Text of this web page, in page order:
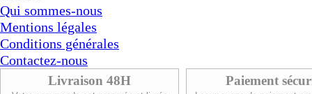
Qui sommes-nous
Mentions légales
Conditions générales
Contactez-nous
Livraison 48H Paiement